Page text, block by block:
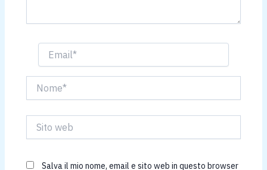
Email*
web
Salva il mio nome, email e sito web in questo browser